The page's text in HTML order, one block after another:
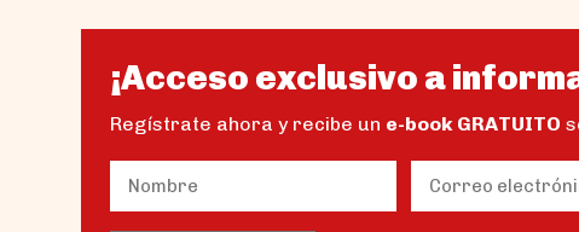
¡Acceso exclusivo a
Regístrate ahora y recibe un e-book GRATUITO
Name (Obligatorio) Email (Obligatorio)